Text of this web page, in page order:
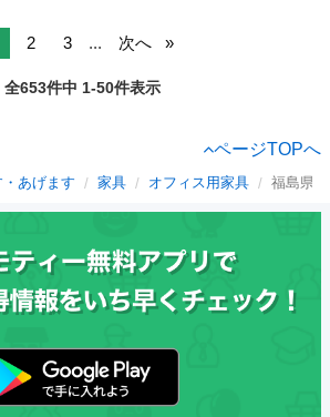
2 3 ... 次へ
全653件中 1-50件表示
ページTOPへ
あげます 家具 オフィス用家具 福島県